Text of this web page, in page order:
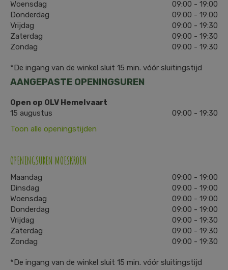
Woensdag
09:00 - 19:00
Donderdag
09:00 - 19:00
Vrijdag
09:00 - 19:30
Zaterdag
09:00 - 19:30
Zondag
09:00 - 19:30
*De ingang van de winkel sluit 15 min. vóór sluitingstijd
AANGEPASTE OPENINGSUREN
Open op OLV Hemelvaart
15 augustus
09:00 - 19:30
Toon alle openingstijden
OPENINGSUREN MOESKROEN
Maandag
09:00 - 19:00
Dinsdag
09:00 - 19:00
Woensdag
09:00 - 19:00
Donderdag
09:00 - 19:00
Vrijdag
09:00 - 19:30
Zaterdag
09:00 - 19:30
Zondag
09:00 - 19:30
*De ingang van de winkel sluit 15 min. vóór sluitingstijd